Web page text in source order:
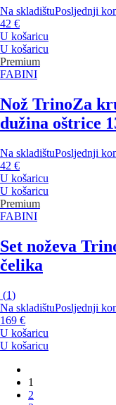
Na skladištuPosljednji
42 €
U košaricu
U košaricu
Premium
FABINI
Nož TrinoZa
dužina oštrice
Na skladištuPosljednji
42 €
U košaricu
U košaricu
Premium
FABINI
Set noževa
čelika
(1)
Na skladištuPosljednji
169 €
U košaricu
U košaricu
1
2